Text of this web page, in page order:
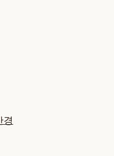
경